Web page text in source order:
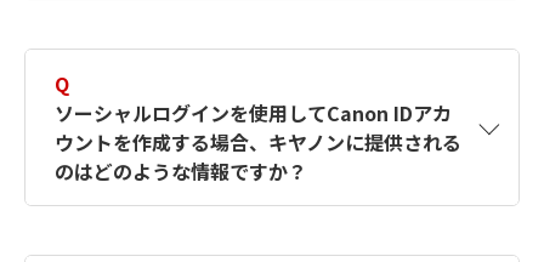
す。詳しい作成方法は【カメラ】Canon IDとは
何ですか？Canon IDの作成方法は？をご確認く
ださい。
Q
ソーシャルログインを使用してCanon IDアカ
ウントを作成する場合、キヤノンに提供される
のはどのような情報ですか？